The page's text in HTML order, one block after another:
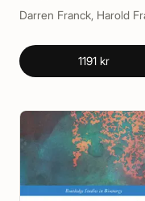
Darren Franck, Harold
1191 kr